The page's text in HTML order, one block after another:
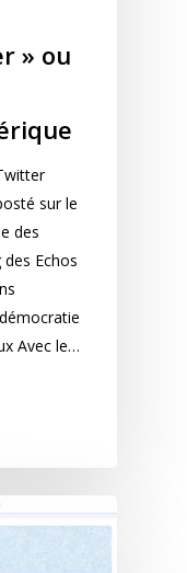
» ou
sur le
des
Echos
Avec le…